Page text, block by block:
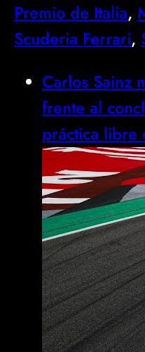
Premio de Italia,
Scuderia Ferrari,
Carlos Sainz
frente al
práctica libre